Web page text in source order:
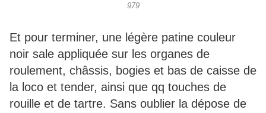
979
Et pour terminer, une légère patine couleur
noir sale appliquée sur les organes de
roulement, châssis, bogies et bas de caisse de
la loco et tender, ainsi que qq touches de
rouille et de tartre. Sans oublier la dépose de